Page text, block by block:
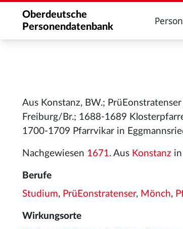
Oberdeutsche
Personendatenbank
Aus Konstanz, BW.;
Freiburg/Br.; 1688-1689
1700-1709 Pfarrvikar in
Nachgewiesen 1671. Aus Konstanz in
Berufe
Studium, PrüEonstratenser, Mönch,
Wirkungsorte